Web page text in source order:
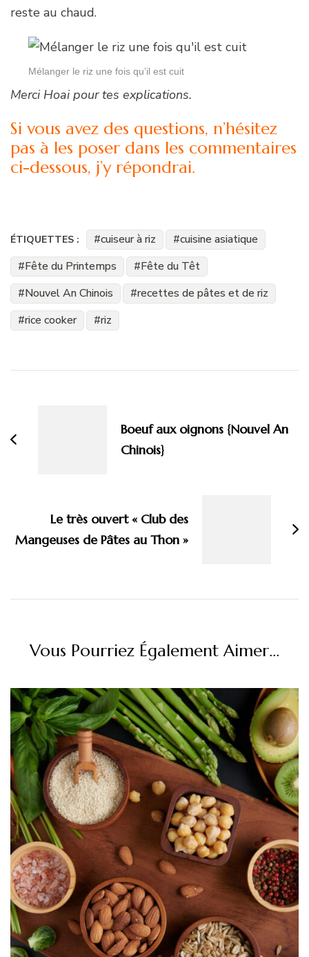
reste au chaud.
Mélanger le riz une fois qu’il est cuit
Merci Hoai pour tes explications.
Si vous avez des questions, n’hésitez
pas à les poser dans les commentaires
ci-dessous, j’y répondrai.
ÉTIQUETTES : cuiseur à riz
cuisine asiatique
Fête du Printemps
Fête du Têt
Nouvel An Chinois
recettes de pâtes et de riz
rice cooker
riz
Boeuf aux oignons {Nouvel An
Chinois}
Le très ouvert « Club des
Mangeuses de Pâtes au Thon »
Vous Pourriez Également Aimer...